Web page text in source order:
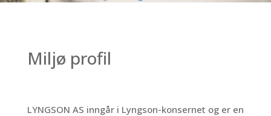
Miljø profil
LYNGSON AS inngår i Lyngson-konsernet og er en